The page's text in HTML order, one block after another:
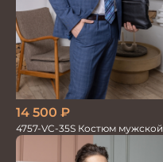
14 500 ₽
4757-VC-35S Костюм мужской
двойка